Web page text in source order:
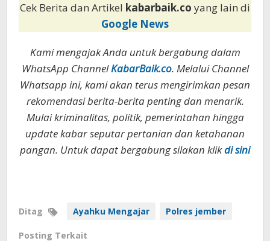
Cek Berita dan Artikel kabarbaik.co yang lain di
Google News
Kami mengajak Anda untuk bergabung dalam
WhatsApp ChannelKabarBaik.co. Melalui Channel
Whatsapp ini, kami akan terus mengirimkan pesan
rekomendasi berita-berita penting dan menarik.
Mulai kriminalitas, politik, pemerintahan hingga
update kabar seputar pertanian dan ketahanan
pangan. Untuk dapat bergabung silakan klikdi sini
Ditag Ayahku Mengajar Polres jember
Posting Terkait